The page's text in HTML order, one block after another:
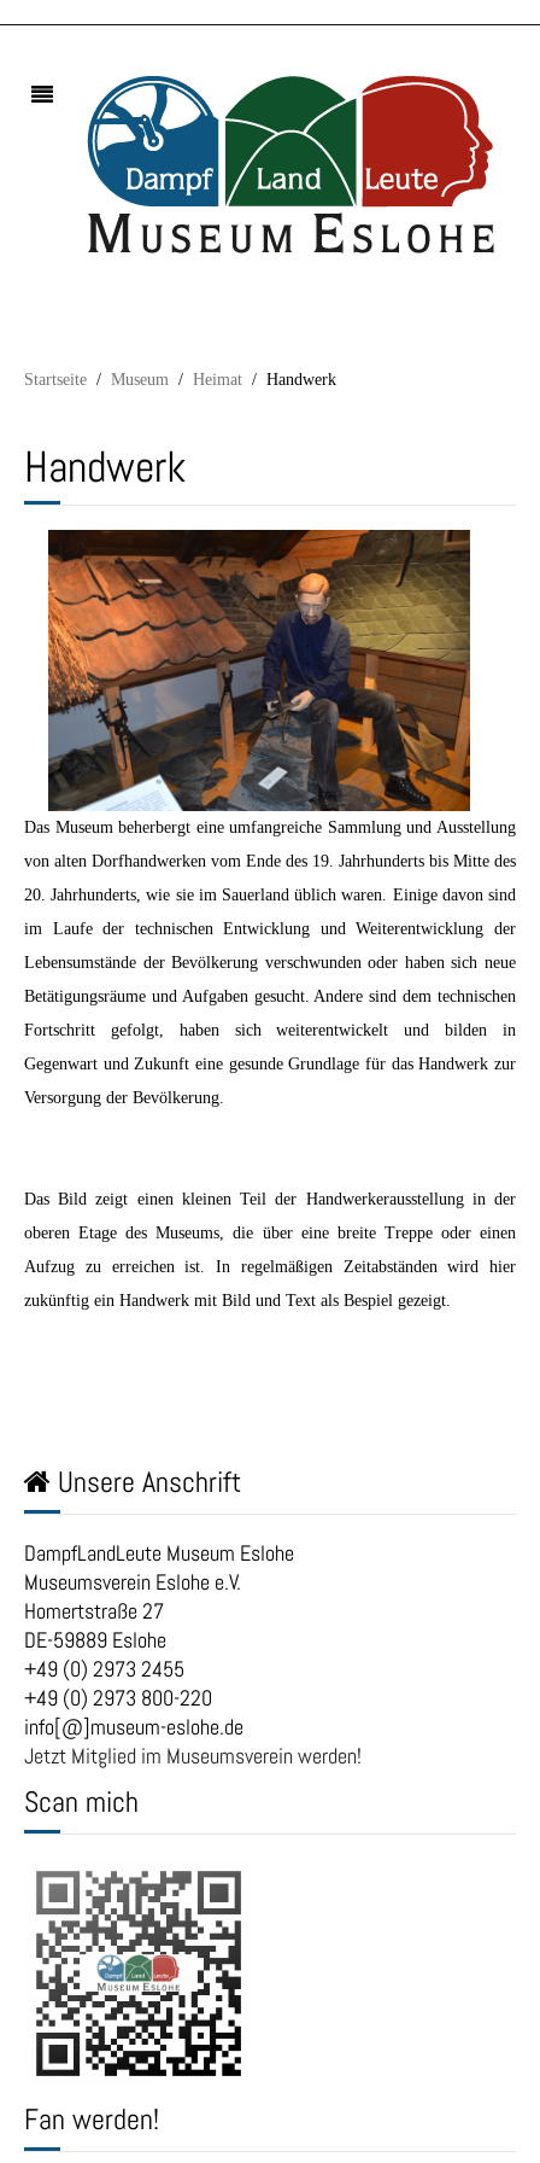
Startseite Museum Heimat Handwerk
Handwerk
Das Museum beherbergt eine umfangreiche Sammlung und Ausstellung
von alten Dorfhandwerken vom Ende des 19. Jahrhunderts bis Mitte des
20. Jahrhunderts, wie sie im Sauerland üblich waren. Einige davon sind
im Laufe der technischen Entwicklung und Weiterentwicklung der
Lebensumstände der Bevölkerung verschwunden oder haben sich neue
Betätigungsräume und Aufgaben gesucht. Andere sind dem technischen
Fortschritt gefolgt, haben sich weiterentwickelt und bilden in
Gegenwart und Zukunft eine gesunde Grundlage für das Handwerk zur
Versorgung der Bevölkerung.
Das Bild zeigt einen kleinen Teil der Handwerkerausstellung in der
oberen Etage des Museums, die über eine breite Treppe oder einen
Aufzug zu erreichen ist. In regelmäßigen Zeitabständen wird hier
zukünftig ein Handwerk mit Bild und Text als Bespiel gezeigt.
Unsere Anschrift
DampfLandLeute Museum Eslohe
Museumsverein Eslohe e.V.
Homertstraße 27
DE-59889 Eslohe
+49 (0) 2973 2455
+49 (0) 2973 800-220
info[@]museum-eslohe.de
Jetzt Mitglied im Museumsverein werden!
Scan mich
Fan werden!